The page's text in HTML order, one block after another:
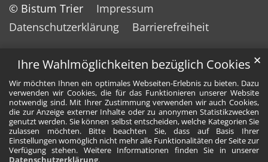
Ihre Wahlmöglichkeiten bezüglich Cookies
Wir möchten Ihnen ein optimales Webseiten-Erlebnis zu bieten. Dazu
verwenden wir Cookies, die für das Funktionieren unserer Website
notwendig sind. Mit Ihrer Zustimmung verwenden wir auch Cookies,
die zur Anzeige externer Inhalte oder zu anonymen Statistikzwecken
genutzt werden. Sie können selbst entscheiden, welche Kategorien Sie
zulassen möchten. Bitte beachten Sie, dass auf Basis Ihrer
Einstellungen womöglich nicht mehr alle Funktionalitäten der Seite zur
Verfügung stehen. Weitere Informationen finden Sie in unserer
Datenschutzerklärung.
✕
© Bistum Trier
Impressum
Datenschutzerklärung
Barrierefreiheit